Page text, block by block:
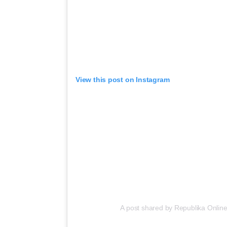
View this post on Instagram
A post shared by Republika